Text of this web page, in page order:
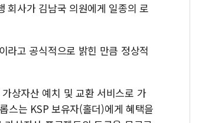
회사가 김남국 의원에게 일종의 로
라고 공식적으로 밝힌 만큼 정상적
상자산 예치 및 교환 서비스로 가
스는 KSP 보유자(홀더)에게 혜택을